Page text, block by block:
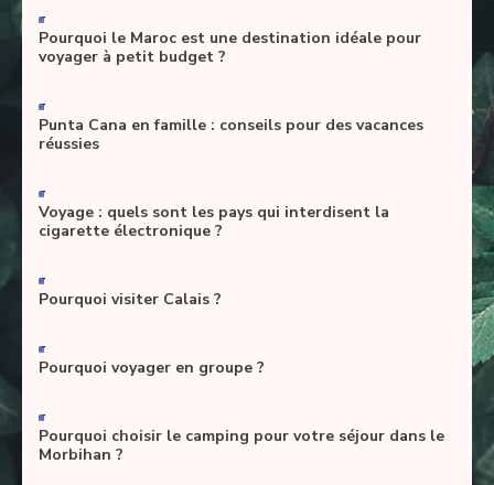
-
Pourquoi le Maroc est une destination idéale pour
voyager à petit budget ?
-
Punta Cana en famille : conseils pour des vacances
réussies
-
Voyage : quels sont les pays qui interdisent la
cigarette électronique ?
-
Pourquoi visiter Calais ?
-
Pourquoi voyager en groupe ?
-
Pourquoi choisir le camping pour votre séjour dans le
Morbihan ?